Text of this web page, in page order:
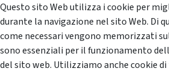
Questo sito Web utilizza i cookie per
durante la navigazione nel sito Web. Di
come necessari vengono memorizzati
sono essenziali per il funzionamento
del sito web. Utilizziamo anche cookie